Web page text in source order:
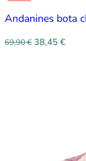
Andanines bota
69,90€ 38,45 €